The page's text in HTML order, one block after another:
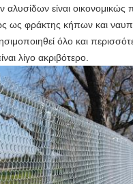
είναι
ως φράκτης κήπων και
όλο και
λίγο ακριβότερο.